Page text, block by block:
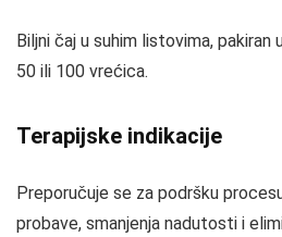
Biljni čaj u suhim listovima,
50 ili 100 vrećica.
Terapijske indikacije
Preporučuje se za podršku
probave, smanjenja nadutosti i